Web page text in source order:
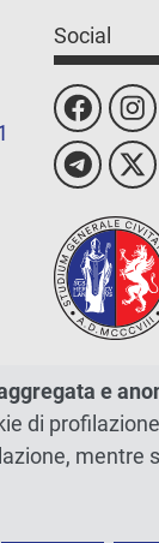
Social
e
di
mentre